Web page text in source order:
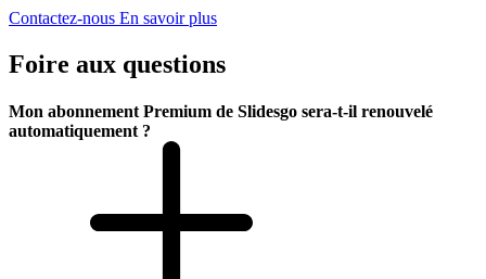
Contactez-nous En savoir plus
Foire aux questions
Mon abonnement Premium de Slidesgo sera-t-il renouvelé
automatiquement ?